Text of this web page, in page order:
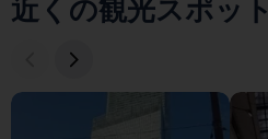
近くの観光スポット